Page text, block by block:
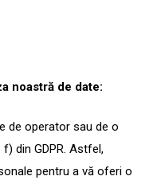
noastră de date:
de operator sau de o
din GDPR. Astfel,
pentru a vă oferi o